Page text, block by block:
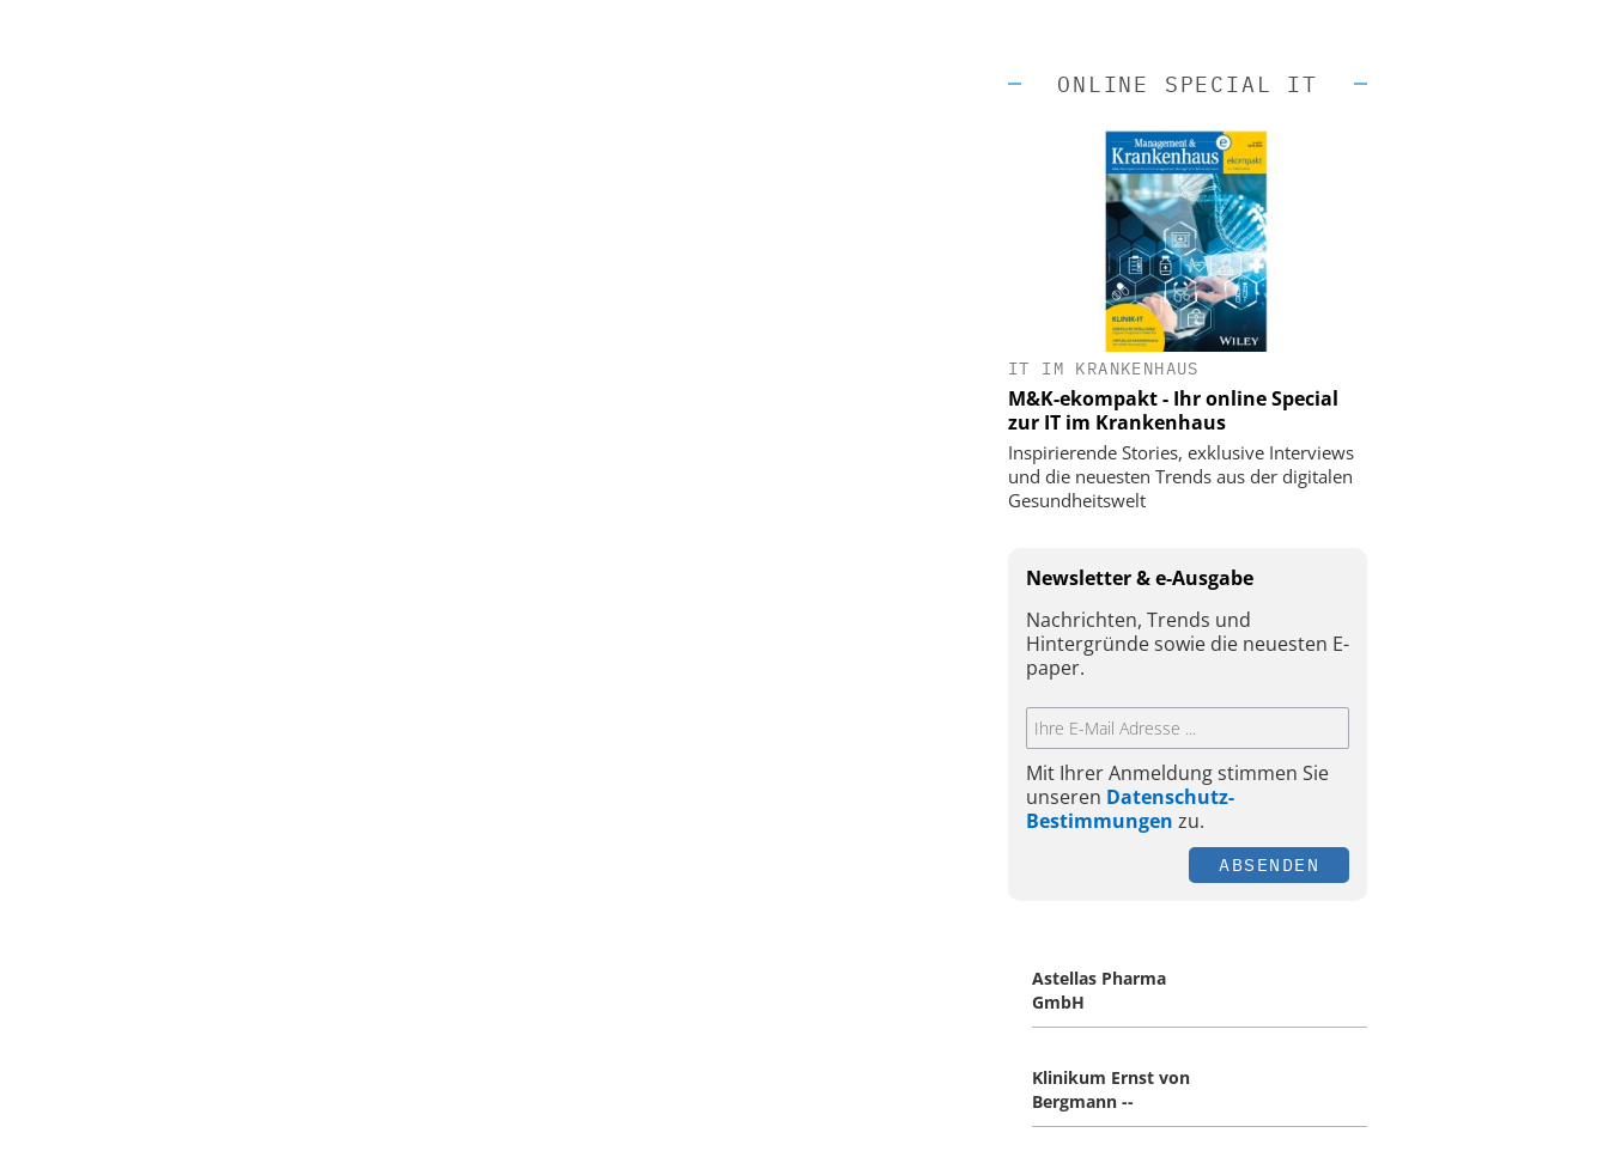
ONLINE SPECIAL IT
IT IM KRANKENHAUS
M&K-ekompakt - Ihr online Special
zur IT im Krankenhaus
Inspirierende Stories, exklusive Interviews
und die neuesten Trends aus der digitalen
Gesundheitswelt
Newsletter & e-Ausgabe
Nachrichten, Trends und
Hintergründe sowie die neuesten E-
paper.
Mit Ihrer Anmeldung stimmen Sie
unseren Datenschutz-
Bestimmungen zu.
ABSENDEN
Astellas Pharma
GmbH
Klinikum Ernst von
Bergmann --